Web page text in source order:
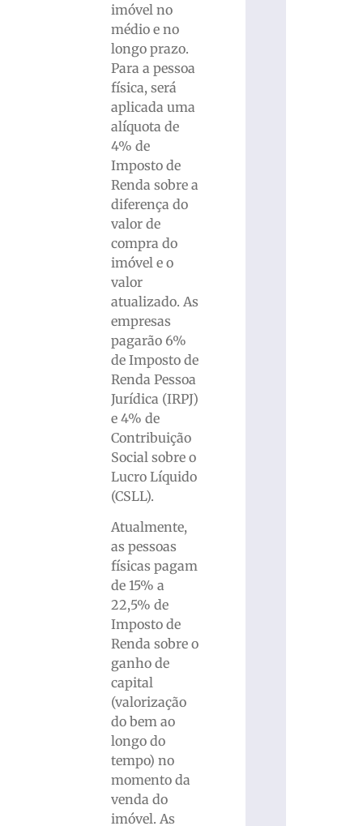
imóvel no
médio e no
longo prazo.
Para a pessoa
física, será
aplicada uma
alíquota de
4% de
Imposto de
Renda sobre a
diferença do
valor de
compra do
imóvel e o
valor
atualizado. As
empresas
pagarão 6%
de Imposto de
Renda Pessoa
Jurídica (IRPJ)
e 4% de
Contribuição
Social sobre o
Lucro Líquido
(CSLL).
Atualmente,
as pessoas
físicas pagam
de 15% a
22,5% de
Imposto de
Renda sobre o
ganho de
capital
(valorização
do bem ao
longo do
tempo) no
momento da
venda do
imóvel. As